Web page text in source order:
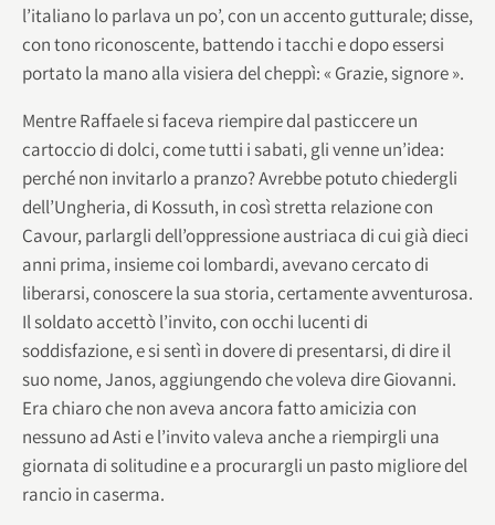
l’italiano lo parlava un po’, con un accento gutturale; disse,
con tono riconoscente, battendo i tacchi e dopo essersi
portato la mano alla visiera del cheppì: « Grazie, signore ».
Mentre Raffaele si faceva riempire dal pasticcere un
cartoccio di dolci, come tutti i sabati, gli venne un’idea:
perché non invitarlo a pranzo? Avrebbe potuto chiedergli
dell’Ungheria, di Kossuth, in così stretta relazione con
Cavour, parlargli dell’oppressione austriaca di cui già dieci
anni prima, insieme coi lombardi, avevano cercato di
liberarsi, conoscere la sua storia, certamente avventurosa.
Il soldato accettò l’invito, con occhi lucenti di
soddisfazione, e si sentì in dovere di presentarsi, di dire il
suo nome, Janos, aggiungendo che voleva dire Giovanni.
Era chiaro che non aveva ancora fatto amicizia con
nessuno ad Asti e l’invito valeva anche a riempirgli una
giornata di solitudine e a procurargli un pasto migliore del
rancio in caserma.